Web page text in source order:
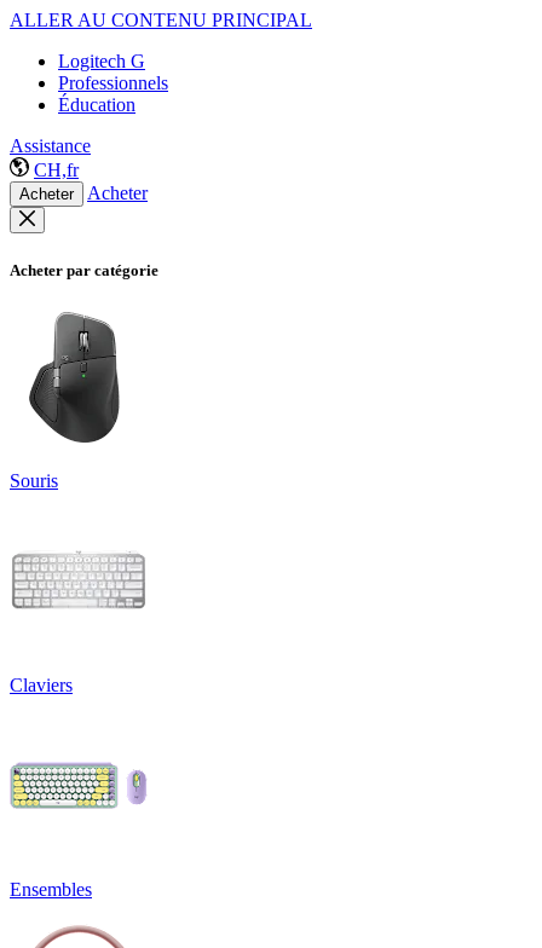
ALLER AU CONTENU PRINCIPAL
Logitech G
Professionnels
Éducation
Assistance
CH,fr
Acheter Acheter
Acheter par catégorie
Souris
Claviers
Ensembles